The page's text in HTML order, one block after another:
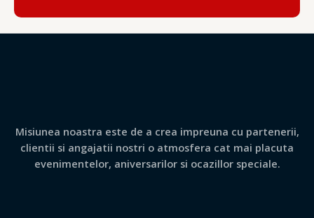
Misiunea noastra este de a crea impreuna cu partenerii,
clientii si angajatii nostri o atmosfera cat mai placuta
evenimentelor, aniversarilor si ocazillor speciale.